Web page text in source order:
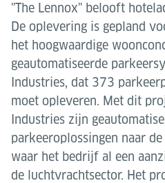
"The Lennox" belooft
De oplevering is gepland
het hoogwaardige
geautomatiseerde
Industries, dat 373
moet opleveren. Met dit
Industries zijn
parkeeroplossingen naar
waar het bedrijf al een
de luchtvrachtsector. Het